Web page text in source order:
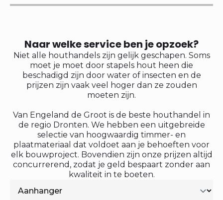
Naar welke service ben je opzoek?
Niet alle houthandels zijn gelijk geschapen. Soms
moet je moet door stapels hout heen die
beschadigd zijn door water of insecten en de
prijzen zijn vaak veel hoger dan ze zouden
moeten zijn.
Van Engeland de Groot is de beste houthandel in
de regio Dronten. We hebben een uitgebreide
selectie van hoogwaardig timmer- en
plaatmateriaal dat voldoet aan je behoeften voor
elk bouwproject. Bovendien zijn onze prijzen altijd
concurrerend, zodat je geld bespaart zonder aan
kwaliteit in te boeten.